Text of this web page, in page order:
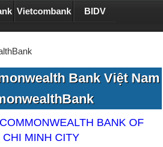
Vietcombank BIDV
Bank Việt Nam
COMMONWEALTH BANK OF
MINH CITY